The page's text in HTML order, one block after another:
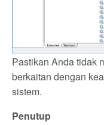
Pastikan Anda tidak
berkaitan dengan
sistem.
Penutup